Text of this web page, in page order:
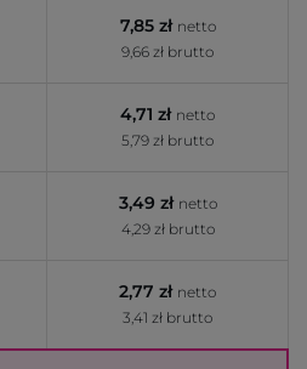
7,85 zł netto
9,66 zł brutto
4,71 zł netto
5,79 zł brutto
3,49 zł netto
4,29 zł brutto
2,77 zł netto
3,41 zł brutto